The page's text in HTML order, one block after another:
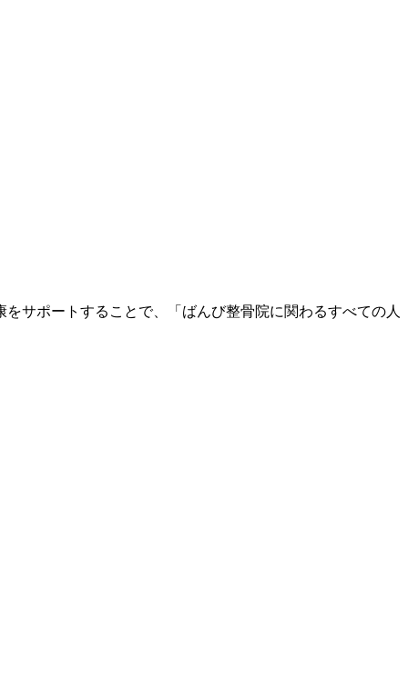
サポートすることで、「ばんび整骨院に関わるすべての人